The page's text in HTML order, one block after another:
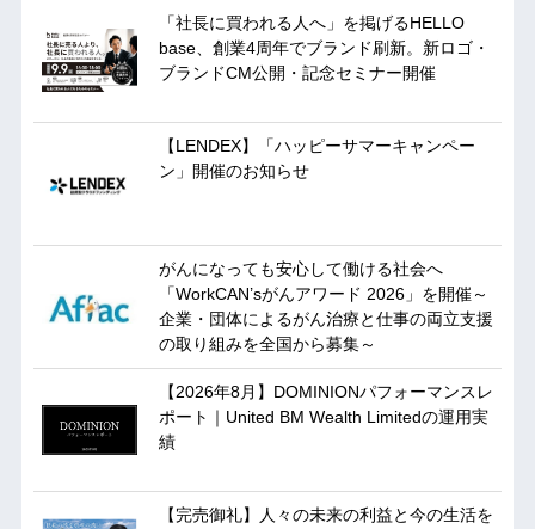
「社長に買われる人へ」を掲げるHELLO
base、創業4周年でブランド刷新。新ロゴ・
ブランドCM公開・記念セミナー開催
【LENDEX】「ハッピーサマーキャンペー
ン」開催のお知らせ
がんになっても安心して働ける社会へ
「WorkCAN’sがんアワード 2026」を開催～
企業・団体によるがん治療と仕事の両立支援
の取り組みを全国から募集～
【2026年8月】DOMINIONパフォーマンスレ
ポート｜United BM Wealth Limitedの運用実
績
【完売御礼】人々の未来の利益と今の生活を